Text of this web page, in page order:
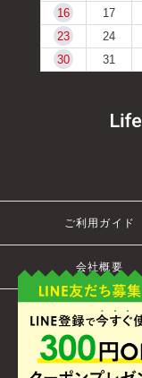
16
17
23
24
30
31
ご利用ガイド
会社概要